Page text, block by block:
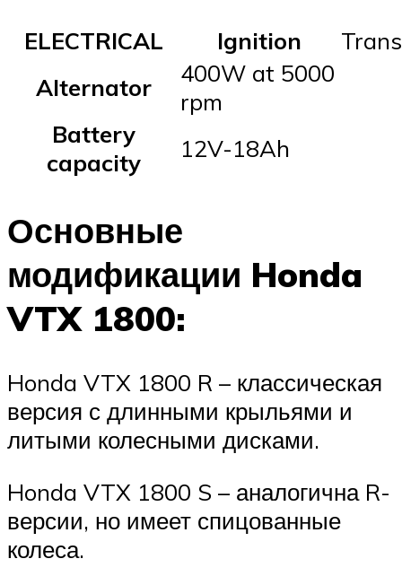
ELECTRICAL Ignition
Alternator
400W at 5000
rpm
Battery
capacity
12V-18Ah
Основные
модификации Honda
VTX 1800:
Honda VTX 1800 R – классическая
версия с длинными крыльями и
литыми колесными дисками.
Honda VTX 1800 S – аналогична R-
версии, но имеет спицованные
колеса.